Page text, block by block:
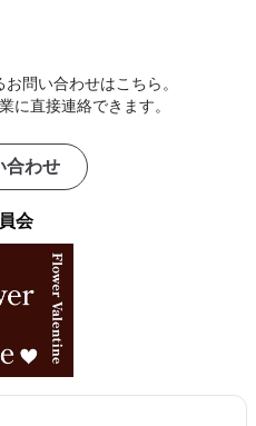
問い合わせはこちら。
に直接連絡できます。
合わせ
会